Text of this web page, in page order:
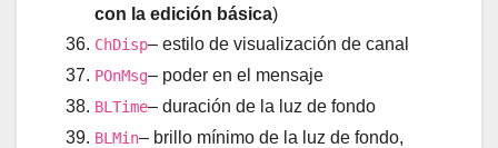
con la edición básica)
ChDisp– estilo de visualización de canal
POnMsg– poder en el mensaje
BLTime– duración de la luz de fondo
BLMin– brillo mínimo de la luz de fondo,